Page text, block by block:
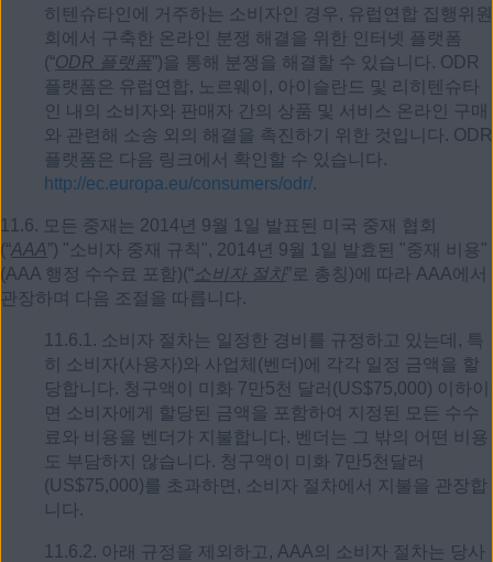
히텐슈타인에 거주하는 소비자인 경우, 유럽연합 집행위원
회에서 구축한 온라인 분쟁 해결을 위한 인터넷 플랫폼
(“ODR 플랫폼”)을 통해 분쟁을 해결할 수 있습니다. ODR
플랫폼은 유럽연합, 노르웨이, 아이슬란드 및 리히텐슈타
인 내의 소비자와 판매자 간의 상품 및 서비스 온라인 구매
와 관련해 소송 외의 해결을 촉진하기 위한 것입니다. ODR
플랫폼은 다음 링크에서 확인할 수 있습니다.
http://ec.europa.eu/consumers/odr/.
11.6. 모든 중재는 2014년 9월 1일 발표된 미국 중재 협회
(“AAA”) "소비자 중재 규칙", 2014년 9월 1일 발효된 "중재 비용"
(AAA 행정 수수료 포함)(“ 소비자 절차”로 총칭)에 따라 AAA에서
관장하며 다음 조절을 따릅니다.
11.6.1. 소비자 절차는 일정한 경비를 규정하고 있는데, 특
히 소비자(사용자)와 사업체(벤더)에 각각 일정 금액을 할
당합니다. 청구액이 미화 7만5천 달러(US$75,000) 이하이
면 소비자에게 할당된 금액을 포함하여 지정된 모든 수수
료와 비용을 벤더가 지불합니다. 벤더는 그 밖의 어떤 비용
도 부담하지 않습니다. 청구액이 미화 7만5천달러
(US$75,000)를 초과하면, 소비자 절차에서 지불을 관장합
니다.
11.6.2. 아래 규정을 제외하고, AAA의 소비자 절차는 당사